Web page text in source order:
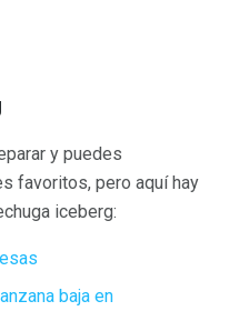
y puedes
favoritos, pero aquí hay
iceberg:
baja en